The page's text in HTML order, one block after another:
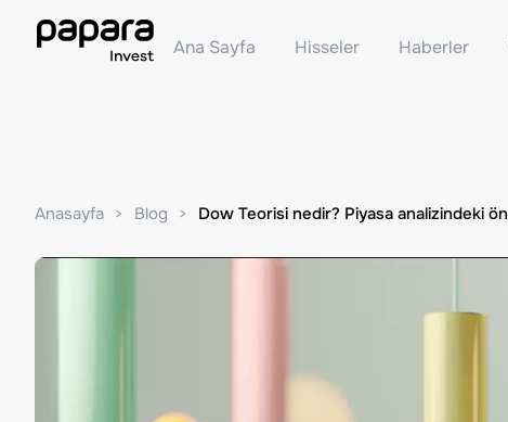
Ana Sayfa Hisseler Haberler
Anasayfa Blog Dow Teorisi nedir? Piyasa analizindeki